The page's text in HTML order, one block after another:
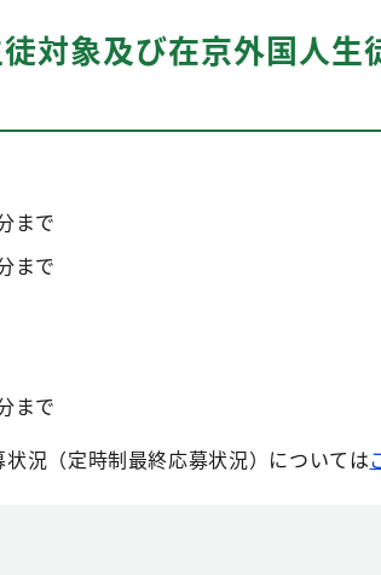
対象及び在京外国人
まで
まで
まで
況（定時制最終応募状況）については